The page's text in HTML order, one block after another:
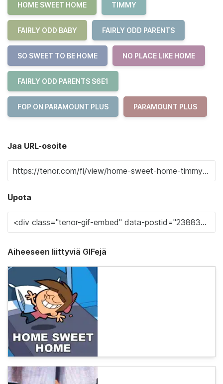
HOME SWEET HOME TIMMY
FAIRLY ODD BABY FAIRLY ODD PARENTS
SO SWEET TO BE HOME NO PLACE LIKE HOME
FAIRLY ODD PARENTS S6E1
FOP ON PARAMOUNT PLUS PARAMOUNT PLUS
Jaa URL-osoite
Upota
Aiheeseen liittyviä GIFejä